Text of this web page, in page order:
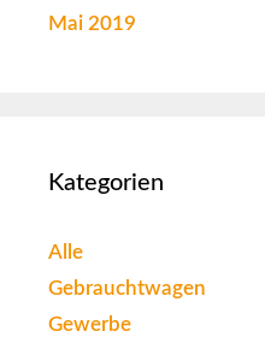
Mai 2019
Kategorien
Alle
Gebrauchtwagen
Gewerbe